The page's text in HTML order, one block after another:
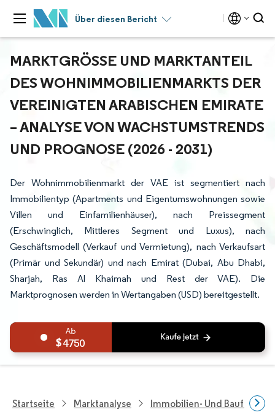
Über diesen Bericht
MARKTGRÖSSE UND MARKTANTEIL D
ES WOHNIMMOBILIENMARKTS DER V
EREINIGTEN ARABISCHEN EMIRATE –
ANALYSE VON WACHSTUMSTRENDS U
ND PROGNOSE (2026 - 2031)
Der Wohnimmobilienmarkt der VAE ist segmentiert nach
Immobilientyp (Apartments und Eigentumswohnungen sowie
Villen und Einfamilienhäuser), nach Preissegment
(Erschwinglich, Mittleres Segment und Luxus), nach
Geschäftsmodell (Verkauf und Vermietung), nach Verkaufsart
(Primär und Sekundär) und nach Emirat (Dubai, Abu Dhabi,
Sharjah, Ras Al Khaimah und Rest der VAE). Die
Marktprognosen werden in Wertangaben (USD) bereitgestellt.
4750
Startseite Marktanalyse Immobilien- Und